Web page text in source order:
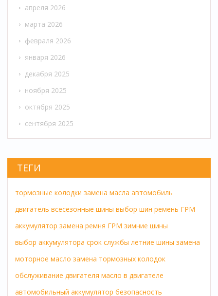
апреля 2026
марта 2026
февраля 2026
января 2026
декабря 2025
ноября 2025
октября 2025
сентября 2025
ТЕГИ
тормозные колодки замена масла автомобиль
двигатель всесезонные шины выбор шин ремень ГРМ
аккумулятор замена ремня ГРМ зимние шины
выбор аккумулятора срок службы летние шины замена
моторное масло замена тормозных колодок
обслуживание двигателя масло в двигателе
автомобильный аккумулятор безопасность